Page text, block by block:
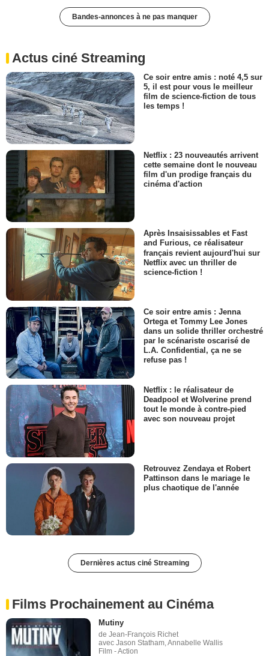
Bandes-annonces à ne pas manquer
Actus ciné Streaming
Ce soir entre amis : noté 4,5 sur
5, il est pour vous le meilleur
film de science-fiction de tous
les temps !
Netflix : 23 nouveautés arrivent
cette semaine dont le nouveau
film d'un prodige français du
cinéma d'action
Après Insaisissables et Fast
and Furious, ce réalisateur
français revient aujourd'hui sur
Netflix avec un thriller de
science-fiction !
Ce soir entre amis : Jenna
Ortega et Tommy Lee Jones
dans un solide thriller orchestré
par le scénariste oscarisé de
L.A. Confidential, ça ne se
refuse pas !
Netflix : le réalisateur de
Deadpool et Wolverine prend
tout le monde à contre-pied
avec son nouveau projet
Retrouvez Zendaya et Robert
Pattinson dans le mariage le
plus chaotique de l'année
Dernières actus ciné Streaming
Films Prochainement au Cinéma
Mutiny
de Jean-François Richet
avec Jason Statham, Annabelle Wallis
Film - Action